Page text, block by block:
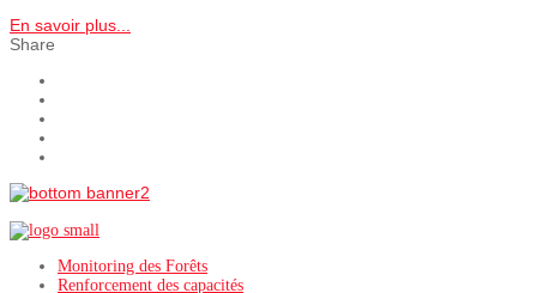
En savoir plus...
Share
Monitoring des Forêts
Renforcement des capacités